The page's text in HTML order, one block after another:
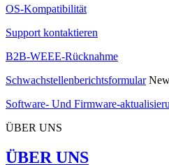
OS-Kompatibilität
Support kontaktieren
B2B-WEEE-Rücknahme
Schwachstellenberichtsformular
Software- Und Firmware-
ÜBER UNS
ÜBER UNS